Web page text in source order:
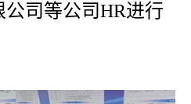
司等公司HR进行